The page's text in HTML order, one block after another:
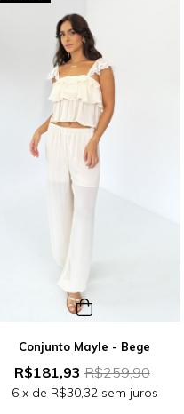
Conjunto Mayle - Bege
R$181,93 R$259,90
6 x de R$30,32 sem juros